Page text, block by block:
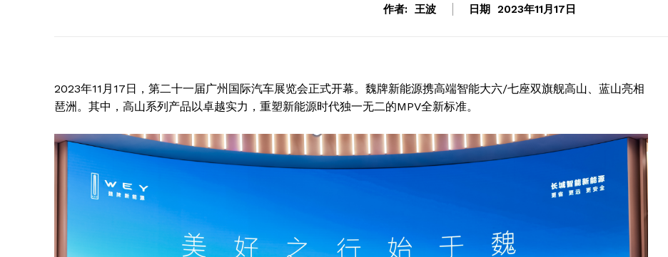
作者: 王波 日期 2023年11月17日
2023年11月17日，第二十一届广州国际汽车展览会正式开幕。魏牌新能源携高端智能大六/七座双旗舰高山、蓝山亮相
琶洲。其中，高山系列产品以卓越实力，重塑新能源时代独一无二的MPV全新标准。